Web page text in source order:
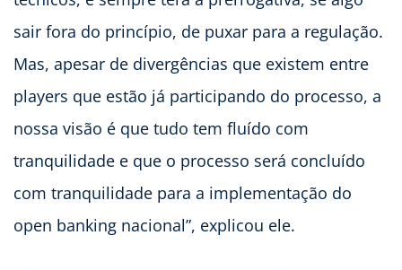
sair fora do princípio, de puxar para a regulação.
Mas, apesar de divergências que existem entre
players que estão já participando do processo, a
nossa visão é que tudo tem fluído com
tranquilidade e que o processo será concluído
com tranquilidade para a implementação do
open banking nacional”, explicou ele.